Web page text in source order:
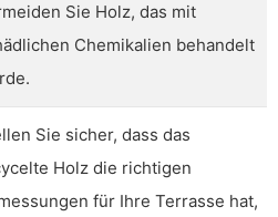
Sie Holz, das mit
Chemikalien behandelt
Sie sicher, dass das
Holz die richtigen
für Ihre Terrasse hat,